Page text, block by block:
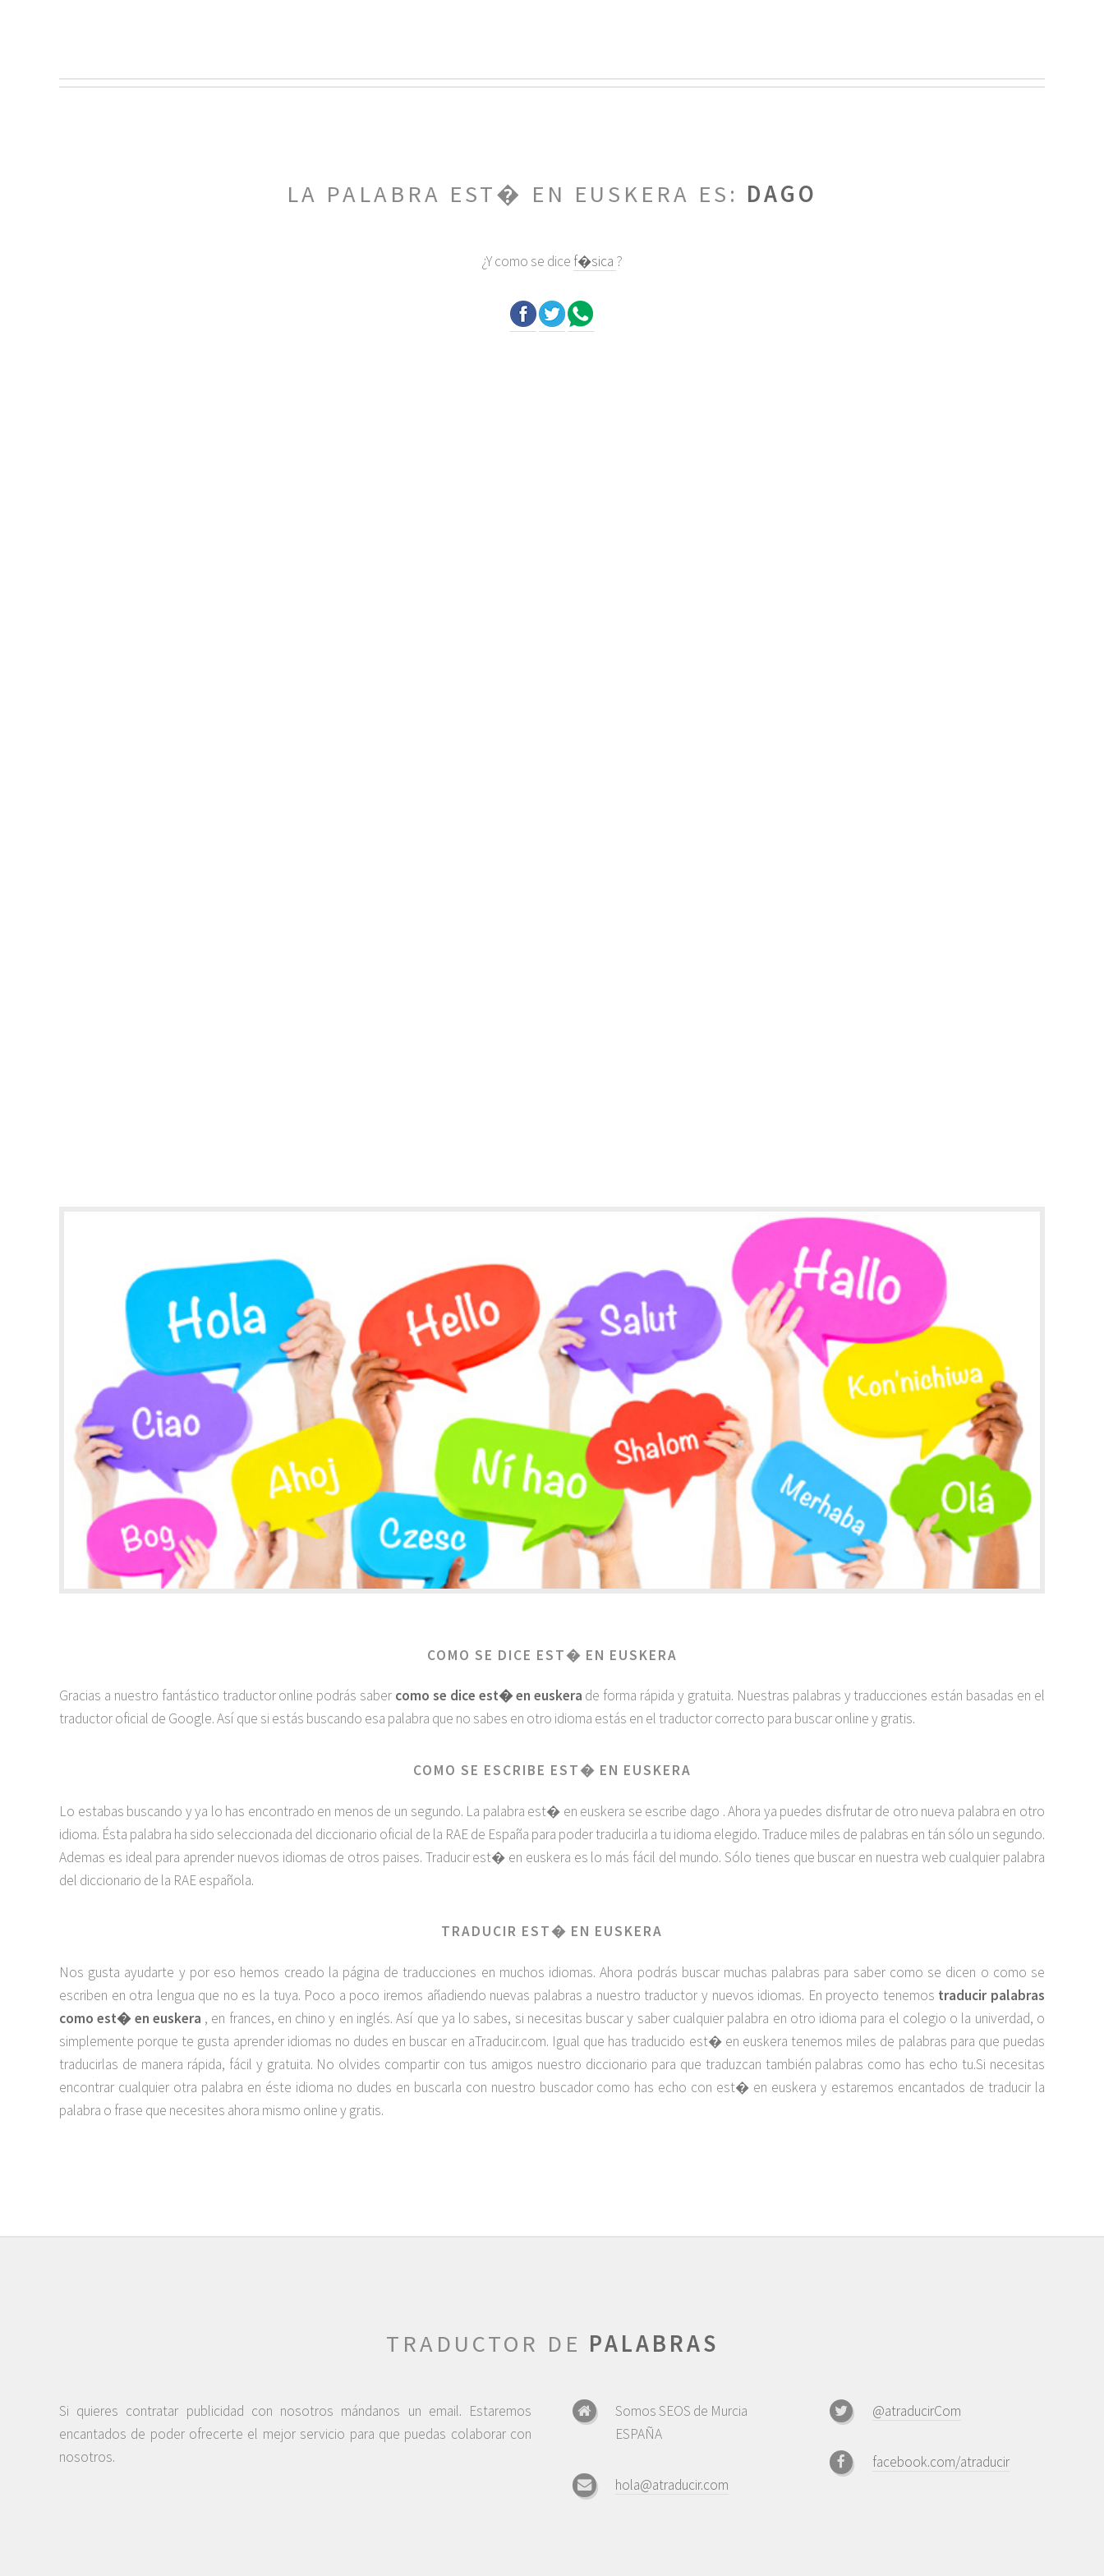
LA PALABRA EST� EN EUSKERA ES: DAGO
¿Y como se dice f�sica ?
COMO SE DICE EST� EN EUSKERA
Gracias a nuestro fantástico traductor online podrás saber como se dice est� en euskera de forma rápida y gratuita. Nuestras palabras y traducciones están basadas en el
traductor oficial de Google. Así que si estás buscando esa palabra que no sabes en otro idioma estás en el traductor correcto para buscar online y gratis.
COMO SE ESCRIBE EST� EN EUSKERA
Lo estabas buscando y ya lo has encontrado en menos de un segundo. La palabra est� en euskera se escribe dago . Ahora ya puedes disfrutar de otro nueva palabra en otro
idioma. Ésta palabra ha sido seleccionada del diccionario oficial de la RAE de España para poder traducirla a tu idioma elegido. Traduce miles de palabras en tán sólo un segundo.
Ademas es ideal para aprender nuevos idiomas de otros paises. Traducir est� en euskera es lo más fácil del mundo. Sólo tienes que buscar en nuestra web cualquier palabra
del diccionario de la RAE española.
TRADUCIR EST� EN EUSKERA
Nos gusta ayudarte y por eso hemos creado la página de traducciones en muchos idiomas. Ahora podrás buscar muchas palabras para saber como se dicen o como se
escriben en otra lengua que no es la tuya. Poco a poco iremos añadiendo nuevas palabras a nuestro traductor y nuevos idiomas. En proyecto tenemos traducir palabras
como est� en euskera , en frances, en chino y en inglés. Así que ya lo sabes, si necesitas buscar y saber cualquier palabra en otro idioma para el colegio o la univerdad, o
simplemente porque te gusta aprender idiomas no dudes en buscar en aTraducir.com. Igual que has traducido est� en euskera tenemos miles de palabras para que puedas
traducirlas de manera rápida, fácil y gratuita. No olvides compartir con tus amigos nuestro diccionario para que traduzcan también palabras como has echo tu.Si necesitas
encontrar cualquier otra palabra en éste idioma no dudes en buscarla con nuestro buscador como has echo con est� en euskera y estaremos encantados de traducir la
palabra o frase que necesites ahora mismo online y gratis.
TRADUCTOR DE PALABRAS
Si quieres contratar publicidad con nosotros mándanos un email. Estaremos
encantados de poder ofrecerte el mejor servicio para que puedas colaborar con
nosotros.
Somos SEOS de Murcia
ESPAÑA
hola@atraducir.com
@atraducirCom
facebook.com/atraducir